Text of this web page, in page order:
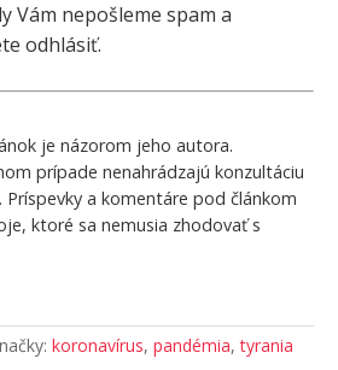
Vám nepošleme spam a
odhlásiť.
je názorom jeho autora.
prípade nenahrádzajú konzultáciu
Príspevky a komentáre pod článkom
ktoré sa nemusia zhodovať s
koronavírus, pandémia,tyrania